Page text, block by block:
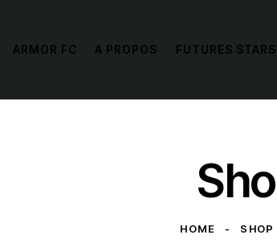
ARMOR FC A PROPOS FUTURES
HOME SHOP